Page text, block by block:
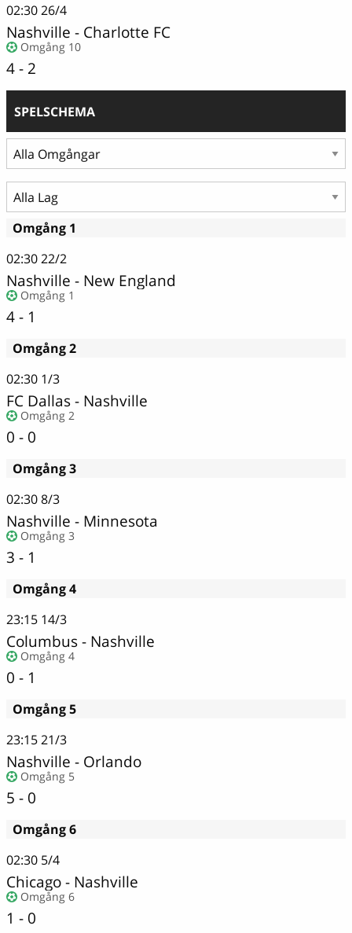
02:3026/4
Nashville - Charlotte FC
Omgång 10
4 - 2
SPELSCHEMA
Omgång 1
02:3022/2
Nashville - New England
Omgång 1
4 - 1
Omgång 2
02:30 1/3
FC Dallas - Nashville
Omgång 2
0 - 0
Omgång 3
02:308/3
Nashville - Minnesota
Omgång 3
3 - 1
Omgång 4
23:15 14/3
Columbus- Nashville
Omgång 4
0 - 1
Omgång 5
23:1521/3
Nashville - Orlando
Omgång 5
5 - 0
Omgång 6
02:30 5/4
Chicago- Nashville
Omgång 6
1 - 0